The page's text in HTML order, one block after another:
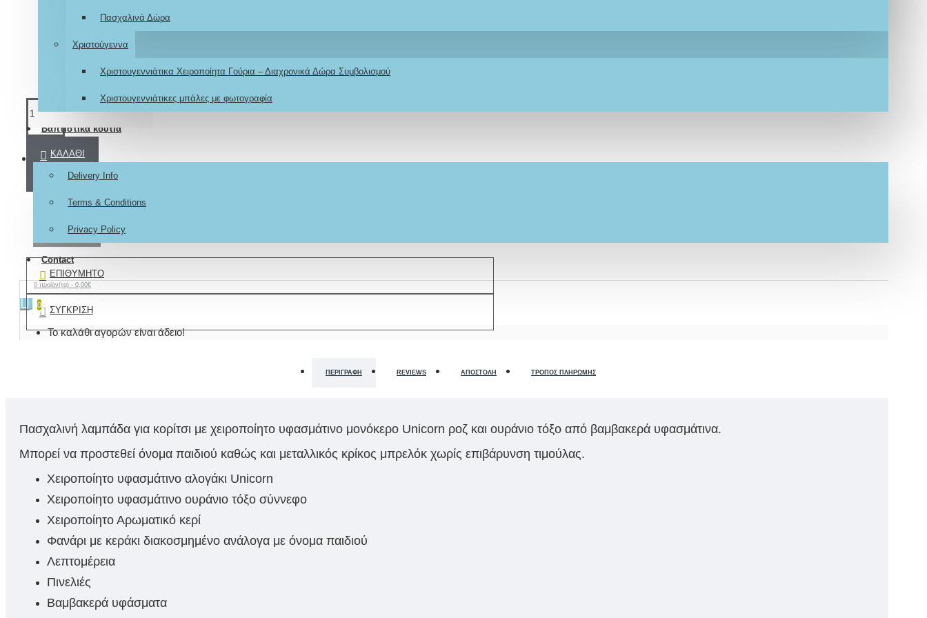
Πασχαλινά Δώρα
Χριστούγεννα
Χριστουγεννιάτικα Χειροποίητα Γούρια – Διαχρονικά Δώρα Συμβολισμού
Χριστουγεννιάτικες μπάλες με φωτογραφία
Βαπτιστικά κουτιά
About
Delivery Info
Terms & Conditions
Privacy Policy
Contact
0 προϊόν(τα) - 0,00€
0
Το καλάθι αγορών είναι άδειο!
Ifigeneia Lefkaditi
ΚΑΛΆΘΙ
ΕΠΙΘΥΜΗΤΌ
ΣΎΓΚΡΙΣΗ
ΠΕΡΙΓΡΑΦΉ REVIEWS ΑΠΟΣΤΟΛΉ ΤΡΌΠΟΣ ΠΛΗΡΩΜΉΣ
Πασχαλινή λαμπάδα για κορίτσι με χειροποίητo υφασμάτινo μονόκερο Unicorn ροζ και ουράνιο τόξο από βαμβακερά υφασμάτινα.
Μπορεί να προστεθεί όνομα παιδιού καθώς και μεταλλικός κρίκος μπρελόκ χωρίς επιβάρυνση τιμούλας.
Χειροποίητο υφασμάτινο αλογάκι Unicorn
Χειροποίητο υφασμάτινο ουράνιο τόξο σύννεφο
Χειροποίητο Αρωματικό κερί
Φανάρι με κεράκι διακοσμημένο ανάλογα με όνομα παιδιού
Λεπτομέρεια
Πινελιές
Βαμβακερά υφάσματα